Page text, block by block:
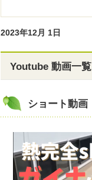
2023年12月 1日
Youtube 動画一覧
ショート動画